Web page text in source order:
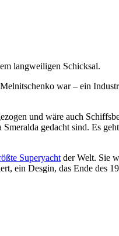
langweiligen Schicksal.
war – ein
und wäre auch
gedacht sind. Es
Superyacht der Welt. Sie
Desgin, das Ende des